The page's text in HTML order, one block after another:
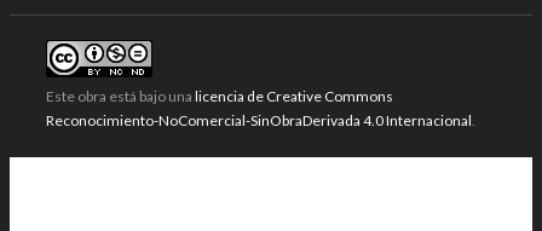
Este obra está bajo una licencia de Creative Commons
Reconocimiento-NoComercial-SinObraDerivada 4.0 Internacional